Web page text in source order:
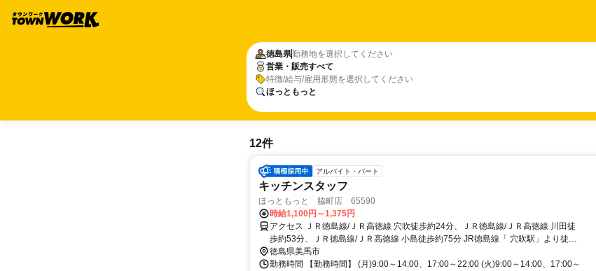
徳島県勤務地を選択してください
営業・販売すべて
特徴/給与/雇用形態を選択してください
ほっともっと
12件
アルバイト・パート
キッチンスタッフ
ほっともっと 脇町店 65590
時給1,100円～1,375円
アクセス ＪＲ徳島線/ＪＲ高徳線 穴吹徒歩約24分、ＪＲ徳島線/ＪＲ高徳線 川田徒
歩約53分、ＪＲ徳島線/ＪＲ高徳線 小島徒歩約75分 JR徳島線「 穴吹駅」より徒歩
15分
徳島県美馬市
勤務時間 【勤務時間】 (月)9:00～14:00、17:00～22:00 (火)9:00～14:00、17:00～